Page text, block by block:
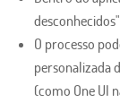
O processo
personalizada
(como One UI